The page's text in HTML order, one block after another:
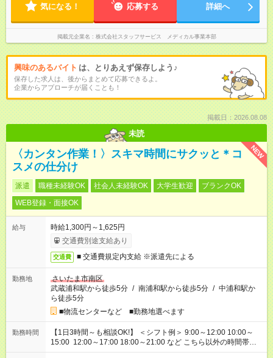
気になる！ 応募する 詳細へ
掲載元企業名 株式会社スタッフサービス メディカル事業本部
興味のあるバイト は、とりあえず保存しよう♪
保存した求人は、後からまとめて応募できるよ。
企業からアプローチが届くことも！
掲載日：2026.08.08
未読
NEW
〈カンタン作業！〉スキマ時間にサクッと＊コ
スメの仕分け
派遣 職種未経験OK 社会人未経験OK 大学生歓迎
ブランクOK
WEB登録・面接OK
給与
時給1,300円～1,625円
交通費別途支給あり
交通費 ■ 交通費規定内支給 ※派遣先による
勤務地
さいたま市南区
武蔵浦和駅から徒歩5分 / 南浦和駅から徒歩5分 / 中浦和駅か
ら徒歩5分
■物流センターなど ■勤務地選べます
勤務時間
【1日3時間～も相談OK!】 ＜シフト例＞ 9:00～12:00 10:00～
15:00 12:00～17:00 18:00～21:00 など こちら以外の時間帯も
お気軽にご相談ください！